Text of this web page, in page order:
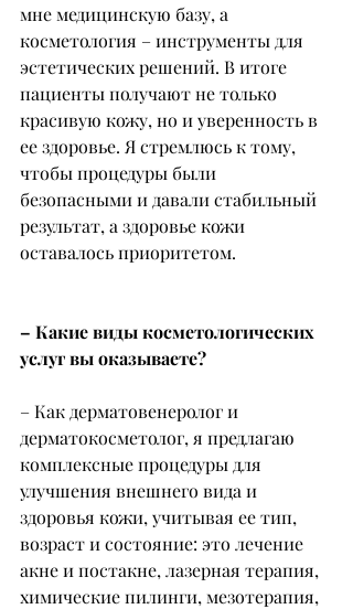
мне медицинскую базу, а
косметология – инструменты для
эстетических решений. В итоге
пациенты получают не только
красивую кожу, но и уверенность в
ее здоровье. Я стремлюсь к тому,
чтобы процедуры были
безопасными и давали стабильный
результат, а здоровье кожи
оставалось приоритетом.
– Какие виды косметологических
услуг вы оказываете?
– Как дерматовенеролог и
дерматокосметолог, я предлагаю
комплексные процедуры для
улучшения внешнего вида и
здоровья кожи, учитывая ее тип,
возраст и состояние: это лечение
акне и постакне, лазерная терапия,
химические пилинги, мезотерапия,